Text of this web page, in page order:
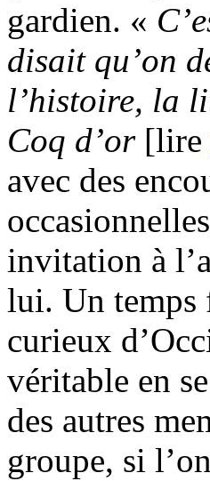
gardien. «
disait qu’on
l’histoire, la
Coq d’or[lire
avec des
invitation à
lui. Un temps
curieux
véritable en
des autres
groupe, si